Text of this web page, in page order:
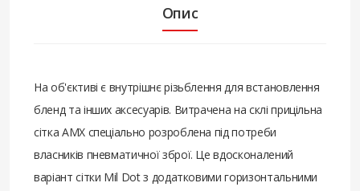
Опис
На об'єктиві є внутрішнє різьблення для встановлення
бленд та інших аксесуарів. Витрачена на склі прицільна
сітка AMX спеціально розроблена під потреби
власників пневматичної зброї. Це вдосконалений
варіант сітки Mil Dot з додатковими горизонтальними